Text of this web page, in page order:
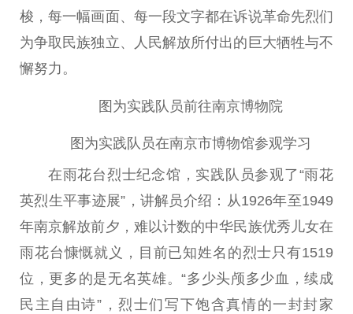
梭，每一幅画面、每一段文字都在诉说革命先烈们
为争取民族独立、人民解放所付出的巨大牺牲与不
懈努力。
图为实践队员前往南京博物院
图为实践队员在南京市博物馆参观学习
在雨花台烈士纪念馆，实践队员参观了“雨花
英烈生平事迹展”，讲解员介绍：从1926年至1949
年南京解放前夕，难以计数的中华民族优秀儿女在
雨花台慷慨就义，目前已知姓名的烈士只有1519
位，更多的是无名英雄。“多少头颅多少血，续成
民主自由诗”，烈士们写下饱含真情的一封封家